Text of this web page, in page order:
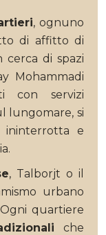
, ognuno
di affitto di
cerca di spazi
Mohammadi
con servizi
lungomare, si
ininterrotta e
, Talborjt o il
urbano
quartiere
che